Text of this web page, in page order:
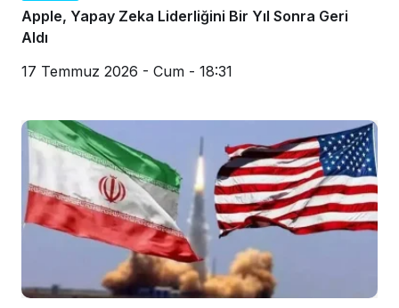
Apple, Yapay Zeka Liderliğini Bir Yıl Sonra Geri
Aldı
17 Temmuz 2026 - Cum - 18:31